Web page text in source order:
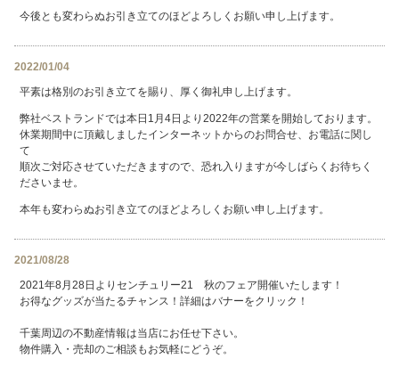
今後とも変わらぬお引き立てのほどよろしくお願い申し上げます。
2022/01/04
平素は格別のお引き立てを賜り、厚く御礼申し上げます。
弊社ベストランドでは本日1月4日より2022年の営業を開始しております。
休業期間中に頂戴しましたインターネットからのお問合せ、お電話に関し
て
順次ご対応させていただきますので、恐れ入りますが今しばらくお待ちく
ださいませ。
本年も変わらぬお引き立てのほどよろしくお願い申し上げます。
2021/08/28
2021年8月28日よりセンチュリー21 秋のフェア開催いたします！
お得なグッズが当たるチャンス！詳細はバナーをクリック！
千葉周辺の不動産情報は当店にお任せ下さい。
物件購入・売却のご相談もお気軽にどうぞ。